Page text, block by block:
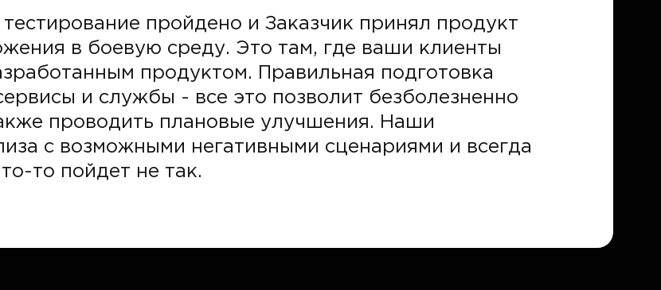
пройдено и Заказчик принял продукт
в боевую среду. Это там, где ваши клиенты
продуктом. Правильная подготовка
и службы - все это позволит безболезненно
проводить плановые улучшения. Наши
с возможными негативными сценариями и всегда
то пойдет не так.